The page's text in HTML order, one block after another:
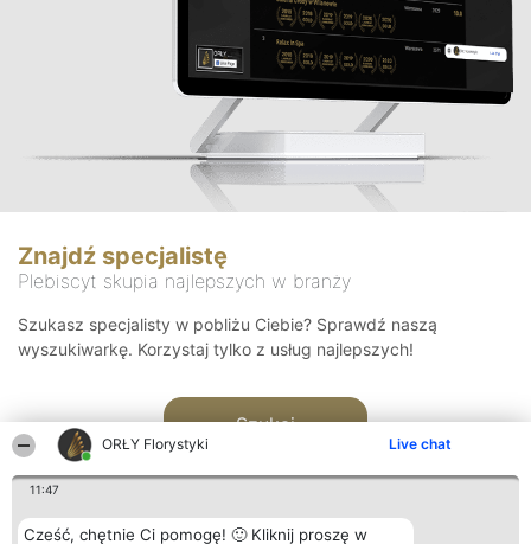
ORŁY Florystyki Live chat
11:47
Cześć, chętnie Ci pomogę! 🙂 Kliknij proszę w
Znajdź specjalistę
Plebiscyt skupia najlepszych w branży
Szukasz specjalisty w pobliżu Ciebie? Sprawdź naszą
wyszukiwarkę. Korzystaj tylko z usług najlepszych!
Szukaj